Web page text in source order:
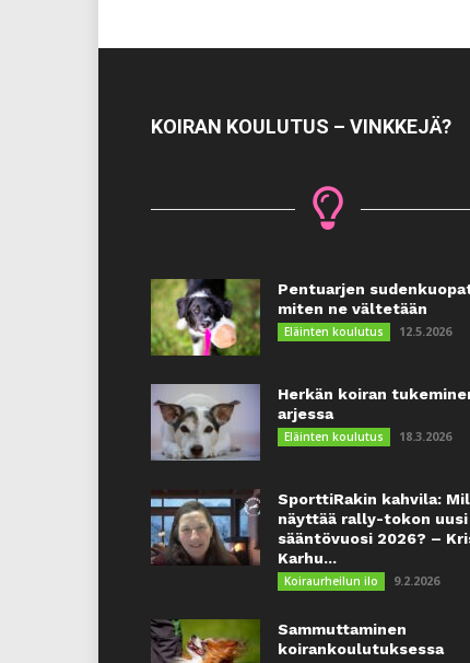
KOIRAN KOULUTUS – VINKKEJÄ?
Pentuarjen
miten ne vältetään
Eläinten koulutus 12.5.2026
Herkän koiran
arjessa
Eläinten koulutus 18.3.2026
SporttiRakin kahvila:
näyttää rally-tokon uusi
sääntövuosi 2026? –
Karhu...
Koiraurheilun ilo 9.2.2026
Sammuttaminen
koirankoulutuksessa